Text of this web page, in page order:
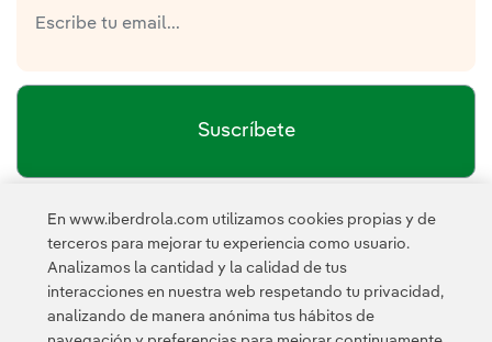
Suscríbete
He leído y acepto lapolítica de privacidad de la
Newsletter
Enlace externo, se abre en ventana nueva.
Esta página está protegida por reCAPTCHA y se aplican la
Política de privacidad Términos de servicio de
En www.iberdrola.com utilizamos cookies propias y de
terceros para mejorar tu experiencia como usuario.
Analizamos la cantidad y la calidad de tus
interacciones en nuestra web respetando tu privacidad,
analizando de manera anónima tus hábitos de